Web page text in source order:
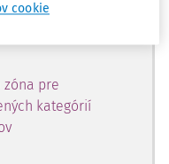
zóna pre
kategórií
cookie